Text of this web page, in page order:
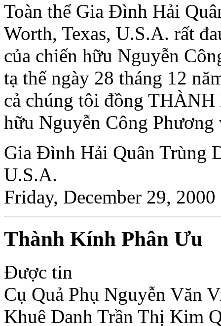
Toàn thể Gia Ðình Hải
Worth, Texas, U.S.A. rất
của chiến hữu Nguyễn
tạ thế ngày 28 tháng 12
cả chúng tôi đồng
hữu Nguyễn Công Phương
Gia Ðình Hải Quân Trùng
U.S.A.
Friday, December 29, 2000
Thành Kính Phân Ưu
Ðược tin
Cụ Quả Phụ Nguyễn Văn
Khuê Danh Trần Thị Kim